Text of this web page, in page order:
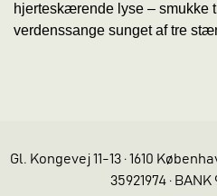
hjerteskærende lyse – smukke
verdenssange sunget af tre
Gl. Kongevej 11-13 · 1610
35921974 · BANK